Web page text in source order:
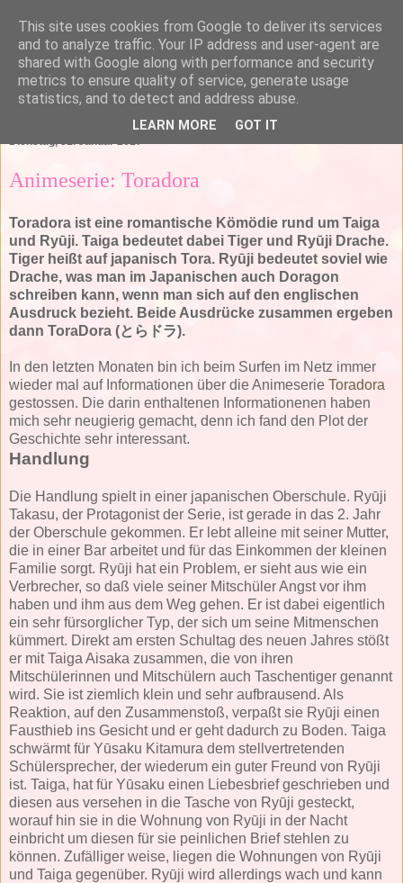
Dienstag, 31. Januar 2017
Animeserie: Toradora
Toradora ist eine romantische Kömödie rund um Taiga
und Ryūji. Taiga bedeutet dabei Tiger und Ryūji Drache.
Tiger heißt auf japanisch Tora. Ryūji bedeutet soviel wie
Drache, was man im Japanischen auch Doragon
schreiben kann, wenn man sich auf den englischen
Ausdruck bezieht. Beide Ausdrücke zusammen ergeben
dann ToraDora (とらドラ).
In den letzten Monaten bin ich beim Surfen im Netz immer
wieder mal auf Informationen über die Animeserie Toradora
gestossen. Die darin enthaltenen Informationenen haben
mich sehr neugierig gemacht, denn ich fand den Plot der
Geschichte sehr interessant.
Handlung
Die Handlung spielt in einer japanischen Oberschule. Ryūji
Takasu, der Protagonist der Serie, ist gerade in das 2. Jahr
der Oberschule gekommen. Er lebt alleine mit seiner Mutter,
die in einer Bar arbeitet und für das Einkommen der kleinen
Familie sorgt. Ryūji hat ein Problem, er sieht aus wie ein
Verbrecher, so daß viele seiner Mitschüler Angst vor ihm
haben und ihm aus dem Weg gehen. Er ist dabei eigentlich
ein sehr fürsorglicher Typ, der sich um seine Mitmenschen
kümmert. Direkt am ersten Schultag des neuen Jahres stößt
er mit Taiga Aisaka zusammen, die von ihren
Mitschülerinnen und Mitschülern auch Taschentiger genannt
wird. Sie ist ziemlich klein und sehr aufbrausend. Als
Reaktion, auf den Zusammenstoß, verpaßt sie Ryūji einen
Fausthieb ins Gesicht und er geht dadurch zu Boden. Taiga
schwärmt für Yūsaku Kitamura dem stellvertretenden
Schülersprecher, der wiederum ein guter Freund von Ryūji
ist. Taiga, hat für Yūsaku einen Liebesbrief geschrieben und
diesen aus versehen in die Tasche von Ryūji gesteckt,
worauf hin sie in die Wohnung von Ryūji in der Nacht
einbricht um diesen für sie peinlichen Brief stehlen zu
können. Zufälliger weise, liegen die Wohnungen von Ryūji
und Taiga gegenüber. Ryūji wird allerdings wach und kann
This site uses cookies from Google to deliver its services
and to analyze traffic. Your IP address and user-agent are
shared with Google along with performance and security
metrics to ensure quality of service, generate usage
statistics, and to detect and address abuse.
LEARN MORE GOT IT